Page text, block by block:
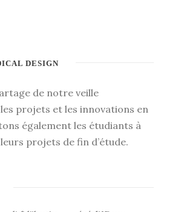
DESIGN
de notre veille
projets et les innovations en
également les étudiants à
projets de fin d’étude.